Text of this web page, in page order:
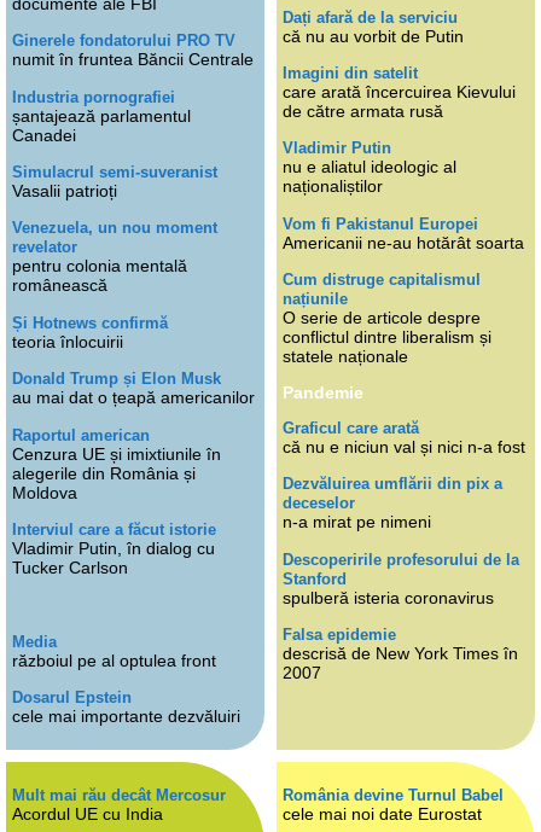
Ginerele fondatorului PRO TV
numit în fruntea Băncii Centrale
Industria pornografiei
șantajează parlamentul
Canadei
Simulacrul semi-suveranist
Vasalii patrioți
Venezuela, un nou moment
revelator
pentru colonia mentală
românească
Și Hotnews confirmă
teoria înlocuirii
Donald Trump și Elon Musk
au mai dat o țeapă americanilor
Raportul american
Cenzura UE și imixtiunile în
alegerile din România și
Moldova
Interviul care a făcut istorie
Vladimir Putin, în dialog cu
Tucker Carlson
Media
războiul pe al optulea front
Dosarul Epstein
cele mai importante dezvăluiri
Dați afară de la serviciu
că nu au vorbit de Putin
Imagini din satelit
care arată încercuirea Kievului
de către armata rusă
Vladimir Putin
nu e aliatul ideologic al
naționaliștilor
Vom fi Pakistanul Europei
Americanii ne-au hotărât soarta
Cum distruge capitalismul
națiunile
O serie de articole despre
conflictul dintre liberalism și
statele naționale
Pandemie
Graficul care arată
că nu e niciun val și nici n-a fost
Dezvăluirea umflării din pix a
deceselor
n-a mirat pe nimeni
Descoperirile profesorului de la
Stanford
spulberă isteria coronavirus
Falsa epidemie
descrisă de New York Times în
2007
Mult mai rău decât Mercosur
Acordul UE cu India
România devine Turnul Babel
cele mai noi date Eurostat